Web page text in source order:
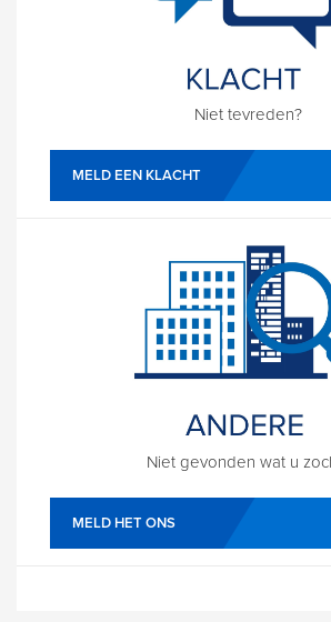
Niet tevreden?
MELD EEN KLACHT
Niet gevonden wat u
MELD HET ONS